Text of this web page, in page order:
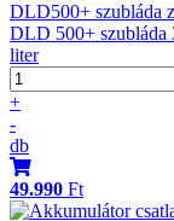
DLD500+ szubláda
DLD 500+ szubláda
liter
+
-
db
49.990 Ft